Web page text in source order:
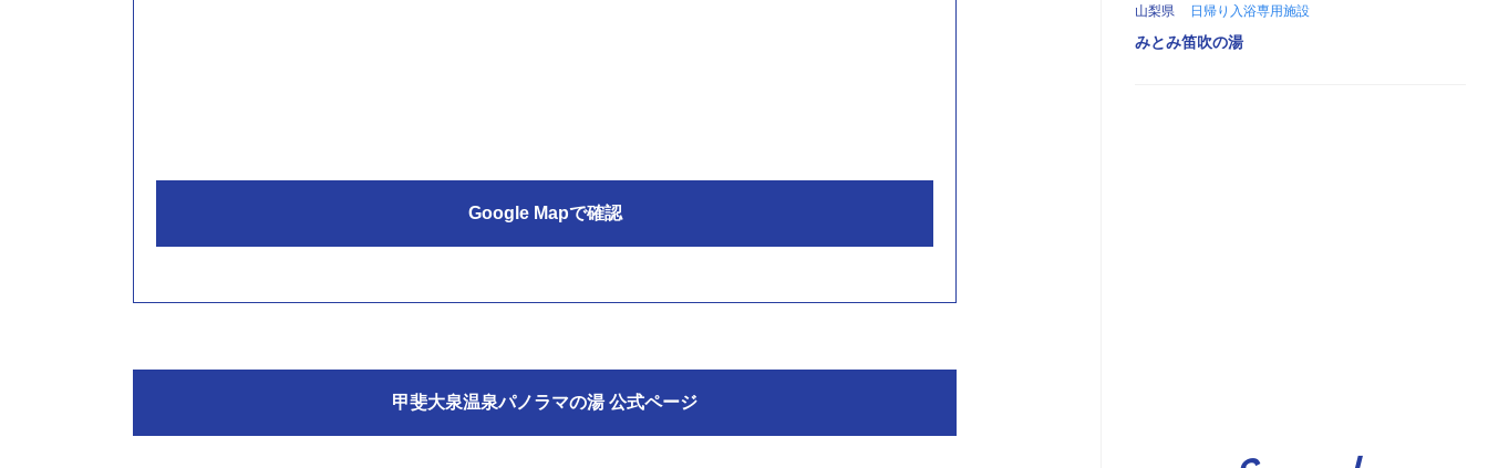
Google Mapで確認
甲斐大泉温泉パノラマの湯 公式ページ
山梨県 日帰り入浴専用施設
みとみ笛吹の湯